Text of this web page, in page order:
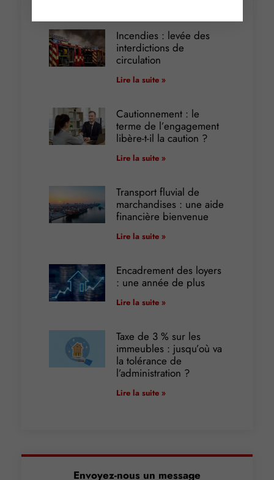
Incendies : levée des
interdictions de
circulation
Lire la suite »
Cautionnement : le
terme de l’engagement
libère-t-il la caution ?
Lire la suite »
Transport fluvial de
marchandises : une aide
financière bienvenue
Lire la suite »
Encadrement des loyers
: une année de plus
Lire la suite »
Taxe de 3 % sur les
immeubles : jusqu’où va
la tolérance de
l’administration ?
Lire la suite »
Envoyez-nous un message